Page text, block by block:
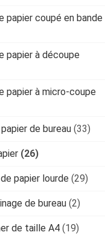
papier coupé en bande
papier à découpe
papier à micro-coupe
de bureau (33)
(26)
papier lourde (29)
de bureau (2)
de taille A4 (19)